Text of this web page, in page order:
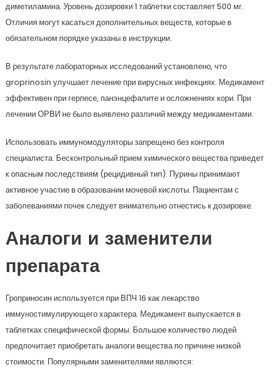
диметиламина. Уровень дозировки 1 таблетки составляет 500 мг.
Отличия могут касаться дополнительных веществ, которые в
обязательном порядке указаны в инструкции.
В результате лабораторных исследований установлено, что
groprinosin улучшает лечение при вирусных инфекциях. Медикамент
эффективен при герпесе, панэнцефалите и осложнениях кори. При
лечении ОРВИ не было выявлено различий между медикаментами.
Использовать иммуномодуляторы запрещено без контроля
специалиста. Бесконтрольный прием химического вещества приведет
к опасным последствиям (рецидивный тип). Пурины принимают
активное участие в образовании мочевой кислоты. Пациентам с
заболеваниями почек следует внимательно отнестись к дозировке.
Аналоги и заменители
препарата
Гроприносин используется при ВПЧ 16 как лекарство
иммуностимулирующего характера. Медикамент выпускается в
таблетках специфической формы. Большое количество людей
предпочитает приобретать аналоги вещества по причине низкой
стоимости. Популярными заменителями являются: